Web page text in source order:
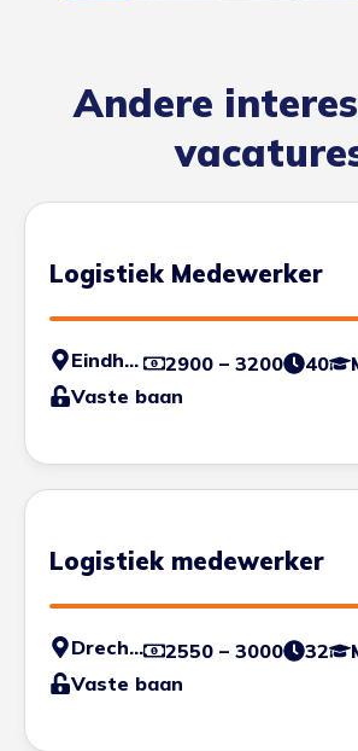
Andere
Logistiek Medewerker
Eindhoven 2900 – 3200 40
Vaste baan
Logistiek medewerker
Drechtsteden 2550 – 3000 32
Vaste baan